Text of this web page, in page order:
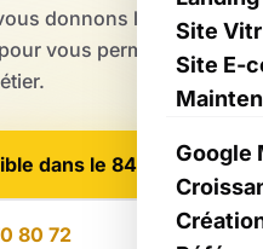
Site
Site E-
Google
donnons l'avantage
vous permettre de
dans le 84
80 72